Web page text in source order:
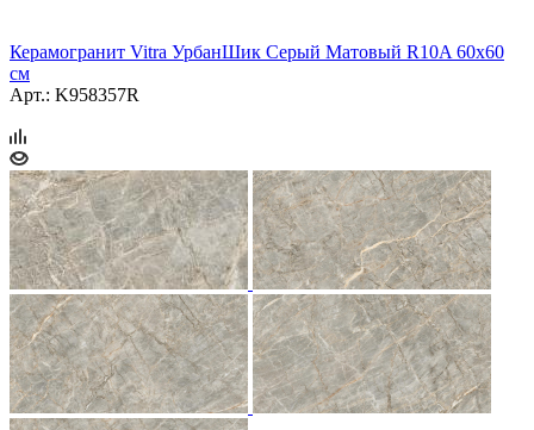
Керамогранит Vitra УрбанШик Серый Матовый R10A 60x60
см
Арт.: K958357R